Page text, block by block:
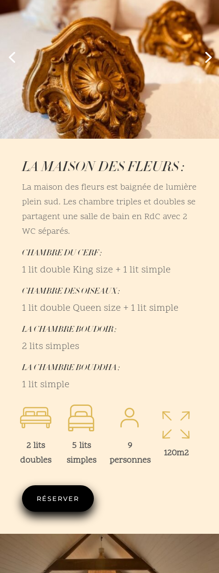
LA MAISON DES FLEURS :
La maison des fleurs est baignée de lumière
plein sud. Les chambre triples et doubles se
partagent une salle de bain en RdC avec 2
WC séparés.
CHAMBRE DU CERF :
1 lit double King size + 1 lit simple
CHAMBRE DES OISEAUX :
1 lit double Queen size + 1 lit simple
LA CHAMBRE BOUDOIR :
2 lits simples
LA CHAMBRE BOUDDHA :
1 lit simple
2 lits
doubles
5 lits
simples
9
personnes
120m2
RÉSERVER